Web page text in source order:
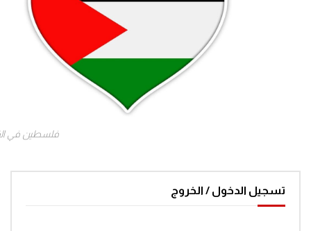
فلسطين في
تسجيل الدخول / الخروج